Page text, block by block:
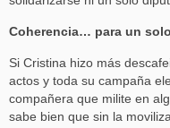
Coherencia… para un
Si Cristina hizo más
actos y toda su campaña
compañera que milite en
sabe bien que sin la